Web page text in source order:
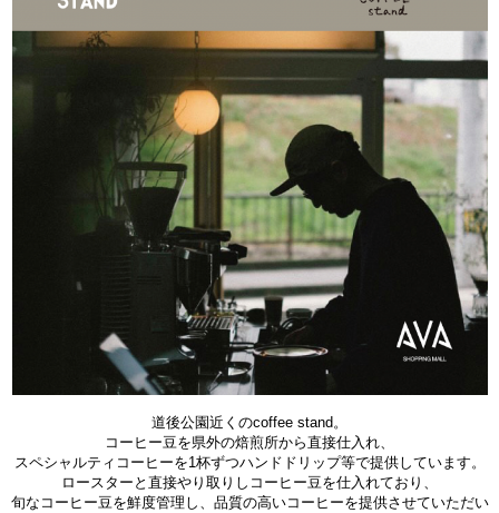
道後公園近くのcoffee stand。
コーヒー豆を県外の焙煎所から直接仕入れ、
スペシャルティコーヒーを1杯ずつハンドドリップ等で提供しています。
ロースターと直接やり取りしコーヒー豆を仕入れており、
旬なコーヒー豆を鮮度管理し、品質の高いコーヒーを提供させていただい